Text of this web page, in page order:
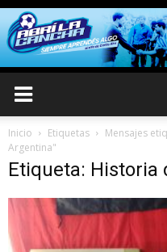
Inicio Etiquetas
Mensajes
Argentina"
Etiqueta: Historia